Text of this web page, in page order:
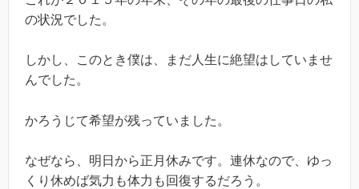
の状況でした。
しかし、このとき僕は、まだ人生に絶望はしていませ
んでした。
かろうじて希望が残っていました。
なぜなら、明日から正月休みです。連休なので、ゆっ
くり休めば気力も体力も回復するだろう。